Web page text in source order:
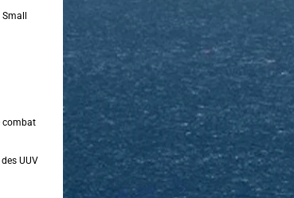
combat
UUV